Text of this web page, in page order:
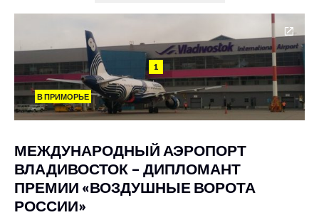
1
В ПРИМОРЬЕ
МЕЖДУНАРОДНЫЙ АЭРОПОРТ
ВЛАДИВОСТОК – ДИПЛОМАНТ
ПРЕМИИ «ВОЗДУШНЫЕ ВОРОТА
РОССИИ»